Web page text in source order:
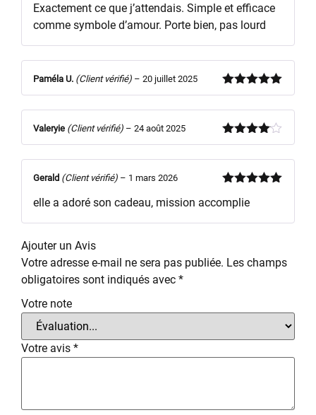
5
Exactement ce que j’attendais. Simple et efficace
comme symbole d’amour. Porte bien, pas lourd
Note5sur
Paméla U. (Client vérifié) – 20 juillet 2025
Note4
Valeryie (Client vérifié) – 24 août 2025
5
Gerald (Client vérifié) – 1 mars 2026
elle a adoré son cadeau, mission accomplie
Ajouter un Avis
Votre adresse e-mail ne sera pas publiée. Les champs
obligatoires sont indiqués avec *
Votre note
Votre avis *